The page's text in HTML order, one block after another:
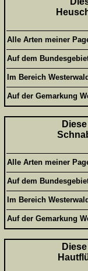
Alle Arten meiner
Auf dem
Im Bereich Westerwald
Auf der Gemarkung
Alle Arten meiner
Auf dem
Im Bereich Westerwald
Auf der Gemarkung